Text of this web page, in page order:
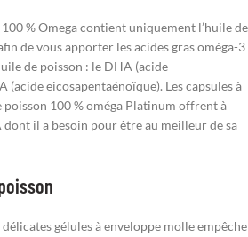
% Omega contient uniquement l’huile de
de vous apporter les acides gras oméga-3
de poisson : le DHA (acide
(acide eicosapentaénoïque). Les capsules à
poisson 100 % oméga Platinum offrent à
dont il a besoin pour être au meilleur de sa
délicates gélules à enveloppe molle empêche